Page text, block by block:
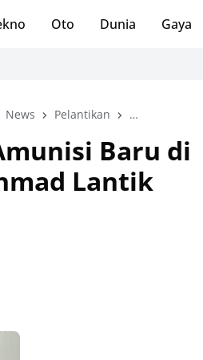
Oto Dunia Gaya
News Pelantikan Pidana Khusus
Baru di
Lantik